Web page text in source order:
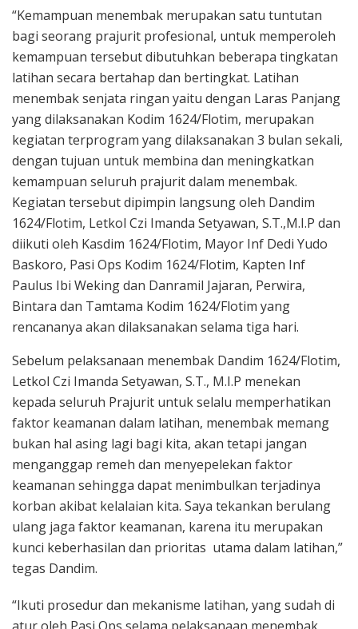
“Kemampuan menembak merupakan satu tuntutan
bagi seorang prajurit profesional, untuk memperoleh
kemampuan tersebut dibutuhkan beberapa tingkatan
latihan secara bertahap dan bertingkat. Latihan
menembak senjata ringan yaitu dengan Laras Panjang
yang dilaksanakan Kodim 1624/Flotim, merupakan
kegiatan terprogram yang dilaksanakan 3 bulan sekali,
dengan tujuan untuk membina dan meningkatkan
kemampuan seluruh prajurit dalam menembak.
Kegiatan tersebut dipimpin langsung oleh Dandim
1624/Flotim, Letkol Czi Imanda Setyawan, S.T.,M.I.P dan
diikuti oleh Kasdim 1624/Flotim, Mayor Inf Dedi Yudo
Baskoro, Pasi Ops Kodim 1624/Flotim, Kapten Inf
Paulus Ibi Weking dan Danramil Jajaran, Perwira,
Bintara dan Tamtama Kodim 1624/Flotim yang
rencananya akan dilaksanakan selama tiga hari.
Sebelum pelaksanaan menembak Dandim 1624/Flotim,
Letkol Czi Imanda Setyawan, S.T., M.I.P menekan
kepada seluruh Prajurit untuk selalu memperhatikan
faktor keamanan dalam latihan, menembak memang
bukan hal asing lagi bagi kita, akan tetapi jangan
menganggap remeh dan menyepelekan faktor
keamanan sehingga dapat menimbulkan terjadinya
korban akibat kelalaian kita. Saya tekankan berulang
ulang jaga faktor keamanan, karena itu merupakan
kunci keberhasilan dan prioritas utama dalam latihan,”
tegas Dandim.
“Ikuti prosedur dan mekanisme latihan, yang sudah di
atur oleh Pasi Ops selama pelaksanaan menembak